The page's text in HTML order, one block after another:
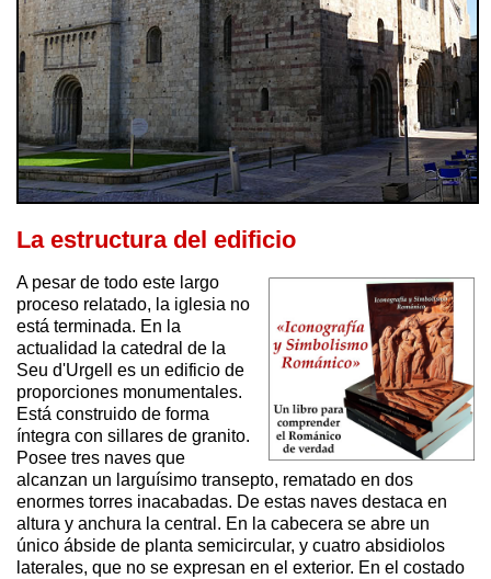
La estructura del edificio
A pesar de todo este largo
proceso relatado, la iglesia no
está terminada. En la
actualidad la catedral de la
Seu d'Urgell es un edificio de
proporciones monumentales.
Está construido de forma
íntegra con sillares de granito.
Posee tres naves que
alcanzan un larguísimo transepto, rematado en dos
enormes torres inacabadas. De estas naves destaca en
altura y anchura la central. En la cabecera se abre un
único ábside de planta semicircular, y cuatro absidiolos
laterales, que no se expresan en el exterior. En el costado